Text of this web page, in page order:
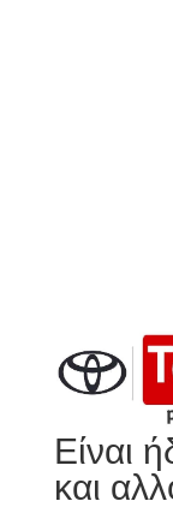
Είναι
και